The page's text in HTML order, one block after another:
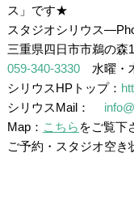
ス」です★
スタジオシリウス
三重県四日市市鵜の
059-340-3330水曜・
シリウスHPトップ：
シリウスMail：
Map： こちら をご覧下
ご予約・スタジオ空き